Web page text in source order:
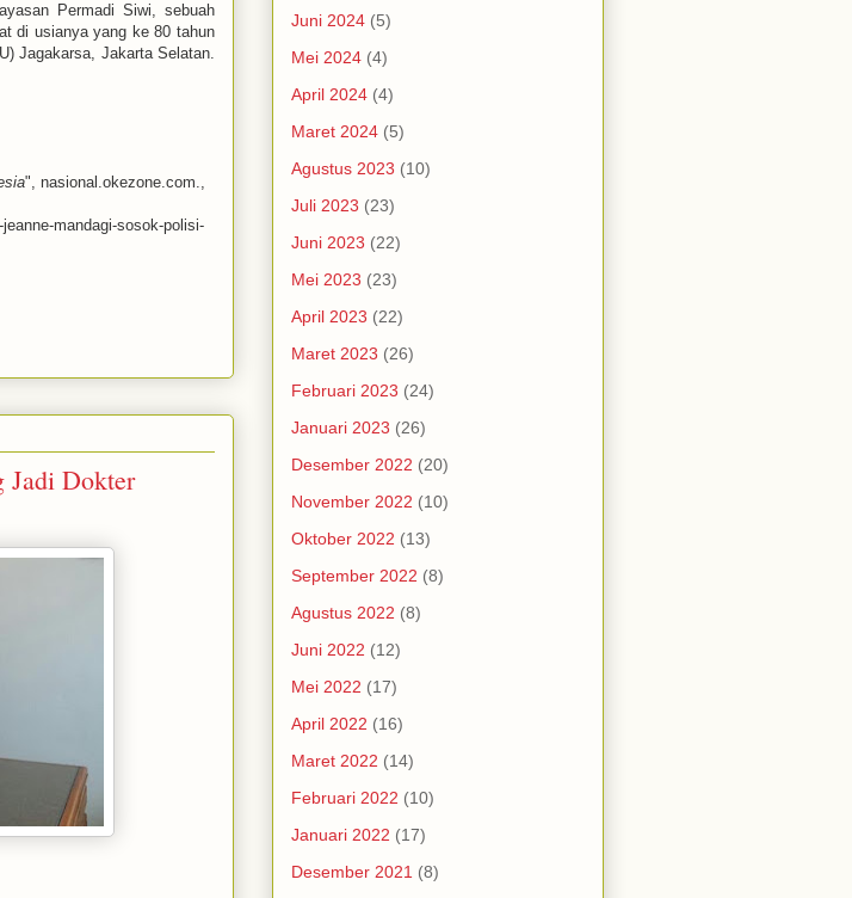
Permadi Siwi, sebuah
di usianya yang ke 80 tahun
Jagakarsa, Jakarta Selatan.
", nasional.okezone.com.,
mandagi-sosok-polisi-
Jadi Dokter
Juni 2024 (5)
Mei 2024 (4)
April 2024 (4)
Maret 2024 (5)
Agustus 2023 (10)
Juli 2023 (23)
Juni 2023 (22)
Mei 2023 (23)
April 2023 (22)
Maret 2023 (26)
Februari 2023 (24)
Januari 2023 (26)
Desember 2022 (20)
November 2022 (10)
Oktober 2022 (13)
September 2022 (8)
Agustus 2022 (8)
Juni 2022 (12)
Mei 2022 (17)
April 2022 (16)
Maret 2022 (14)
Februari 2022 (10)
Januari 2022 (17)
Desember 2021 (8)